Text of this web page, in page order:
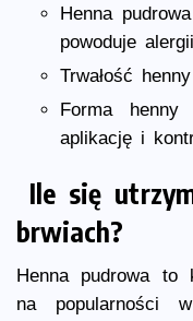
Henna
powoduje alergii
Trwałość
Forma henny
aplikację i
Ile się
brwiach?
Henna pudrowa to
na popularności